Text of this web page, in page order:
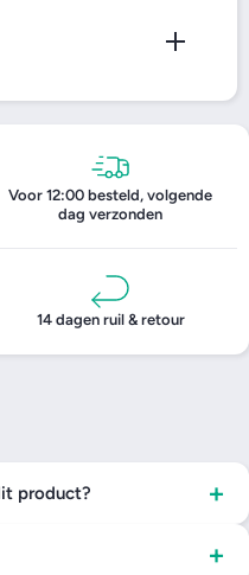
Voor 12:00 besteld, volgende
dag verzonden
14 dagen ruil & retour
product? +
+